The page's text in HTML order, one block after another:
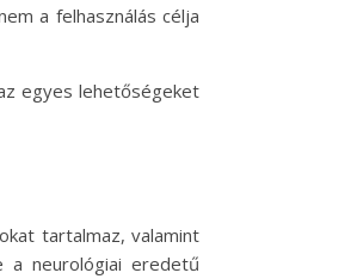
a felhasználás célja
egyes lehetőségeket
tartalmaz, valamint
a neurológiai eredetű